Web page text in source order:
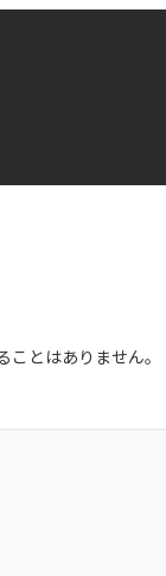
とはありません。